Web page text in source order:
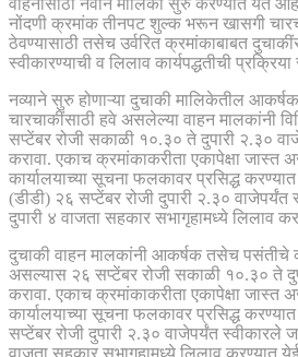
नोंदणी क्रमांक तीनपट शुल्क भरून खासगी
ठेवण्यासाठी तसेच उर्वरित क्रमांकाबाबत
स्वीकारण्याची व लिलाव कार्यपद्धतीची
नव्याने सुरु होणाऱ्या दुचाकी मालिकेतील
चारचाकींसाठी हवे असलेल्या वाहन मालकांनी
सप्टेंबर रोजी सकाळी १०.३० ते दुपारी २.३०
करावा. एकाच क्रमांकाकरीता एकापेक्षा जास्त
कार्यालयाच्या सूचना फलकावर प्रसिद्ध
(डीडी) २६ सप्टेंबर रोजी दुपारी २.३० वाजेपर्यंत
दुपारी ४ वाजता सहकार सभागृहामध्ये लिलाव
दुचाकी वाहन मालकांनी आकर्षक तसेच
असल्यास २६ सप्टेंबर रोजी सकाळी १०.३० ते
करावा. एकाच क्रमांकाकरीता एकापेक्षा जास्त
कार्यालयाच्या सूचना फलकावर प्रसिद्ध
सप्टेंबर रोजी दुपारी २.३० वाजेपर्यंत स्वीकारले
वाजता सहकार सभागृहामध्ये लिलाव करण्यात